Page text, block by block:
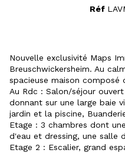
Réf
Nouvelle exclusivité Maps
Breuschwickersheim. Au
spacieuse maison composé
Au Rdc : Salon/séjour
donnant sur une large baie
jardin et la piscine,
Etage : 3 chambres dont
d'eau et dressing, une salle
Etage 2 : Escalier, grand